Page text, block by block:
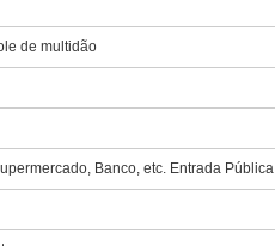
de multidão
Banco, etc. Entrada Pública